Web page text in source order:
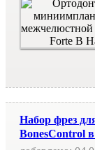
Набор фрез
BonesControl